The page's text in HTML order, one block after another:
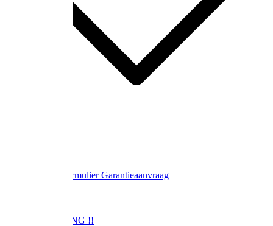
RetourformulierGarantieaanvraag
OPRUIMING !!